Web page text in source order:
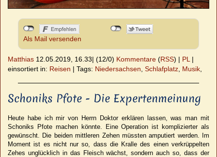
Als Mail versenden
Matthias 12.05.2019, 16.33| (12/0) Kommentare (RSS) | PL |
einsortiert in: Reisen | Tags: Niedersachsen Schlafplatz Musik
Schoniks Pfote - Die Expertenmeinung
Heute habe ich mir von Herrn Doktor erklären lassen, was man mit
Schoniks Pfote machen könnte. Eine Operation ist komplizierter als
gewünscht. Die beiden mittleren Zehen müssten amputiert werden. Im
Moment ist es nicht nur so, dass die Kralle des einen verkrüppelten
Zehes unglücklich in das Fleisch wächst, sondern auch so, dass der